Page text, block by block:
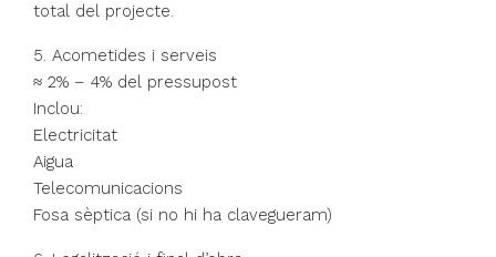
total del projecte.
5. Acometides i serveis
≈ 2% – 4% del pressupost
Inclou:
Electricitat
Aigua
Telecomunicacions
Fosa sèptica (si no hi ha clavegueram)